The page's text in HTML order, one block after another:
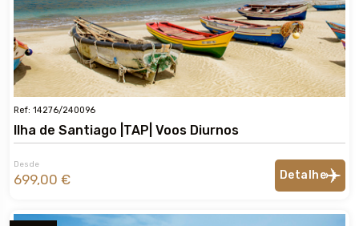
Ref: 14276/240096
Ilha de Santiago |TAP| Voos Diurnos
Desde
699,00 € Detalhe